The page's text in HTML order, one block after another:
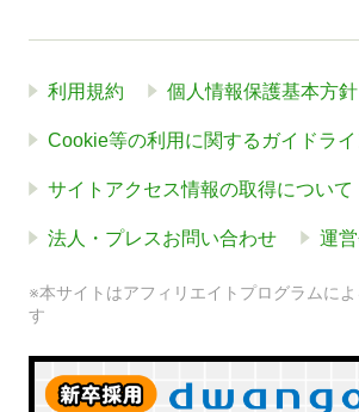
利用規約 個人情報保護基本方針
Cookie等の利用に関するガイドライ
サイトアクセス情報の取得について
法人・プレスお問い合わせ 運
※本サイトはアフィリエイトプログラムに
す